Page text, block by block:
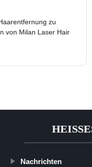
zu
von Milan Laser Hair
Nachrichten